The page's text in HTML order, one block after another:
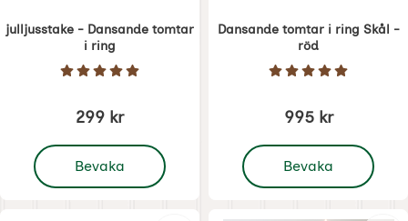
julljusstake - Dansande tomtar
i ring
Art. nr 1870 Betyg: 5 Stjärnor av 5
299 kr
Bevaka
, julljusstake - Dansande tomtar i ring
Dansande tomtar i ring Skål -
röd
Art. nr 1869 Betyg: 5 Stjärnor
995 kr
Bevaka
, Dansande tomtar i